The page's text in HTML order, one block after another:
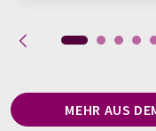
MEHR AUS